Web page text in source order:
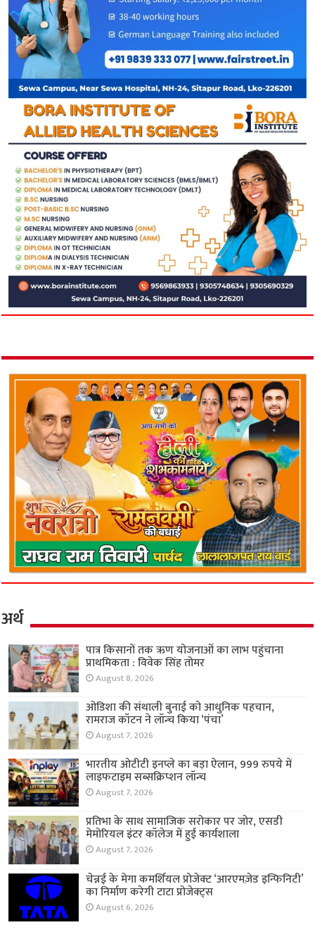
अर्थ
पात्र किसानों तक ऋण योजनाओं का लाभ पहुंचाना
प्राथमिकता : विवेक सिंह तोमर
August 8, 2026
ओडिशा की संथाली बुनाई को आधुनिक पहचान,
रामराज कॉटन ने लॉन्च किया ‘पंचा’
August 7, 2026
भारतीय ओटीटी इनप्ले का बड़ा ऐलान, 999 रुपये में
लाइफटाइम सब्सक्रिप्शन लॉन्च
August 7, 2026
प्रतिभा के साथ सामाजिक सरोकार पर जोर, एसडी
मेमोरियल इंटर कॉलेज में हुई कार्यशाला
August 7, 2026
चेन्नई के मेगा कमर्शियल प्रोजेक्ट ‘आरएमज़ेड इन्फिनिटी’
का निर्माण करेगी टाटा प्रोजेक्ट्स
August 6, 2026